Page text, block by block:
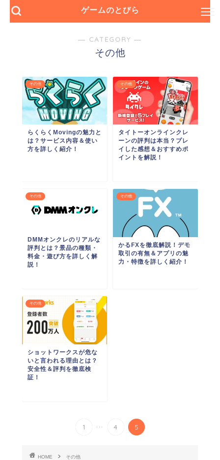
ゲームのとびら
― CATEGORY ―
その他
その他
らくらくMovingの魅力と
は？サービス内容＆使い
方を詳しく紹介！
その他
タイトーオンラインクレ
ーンの評判は本当？プレ
イした感想＆おすすめポ
イントを解説！
その他
DMMオンクレのリアルな
評判とは？景品の種類・
料金・遊び方を詳しく解
説！
その他
かるFXを徹底解説！デモ
取引の有無＆アプリの魅
力・特徴を詳しく紹介！
その他
ショットワークスが危な
いと言われる理由とは？
安全性＆評判を徹底検
証！
1 ... 4 5
HOME その他